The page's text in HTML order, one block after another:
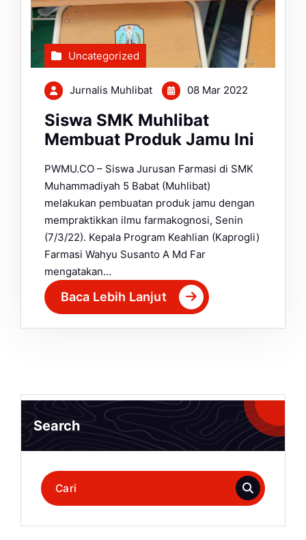
Uncategorized
Jurnalis Muhlibat 08 Mar 2022
Siswa SMK Muhlibat
Membuat Produk Jamu Ini
PWMU.CO – Siswa Jurusan Farmasi di SMK
Muhammadiyah 5 Babat (Muhlibat)
melakukan pembuatan produk jamu dengan
mempraktikkan ilmu farmakognosi, Senin
(7/3/22). Kepala Program Keahlian (Kaprogli)
Farmasi Wahyu Susanto A Md Far
mengatakan…
Baca Lebih Lanjut
Search
Pencarian
untuk: